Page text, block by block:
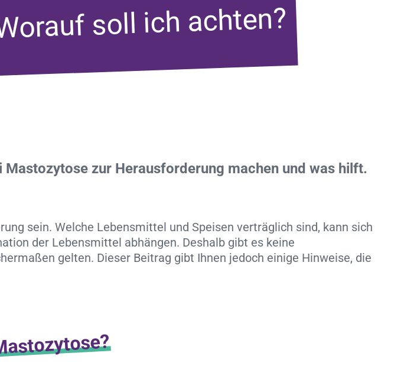
soll ich achten?
zur Herausforderung machen und was hilft.
sein. Welche Lebensmittel und Speisen verträglich sind, kann sich
der Lebensmittel abhängen. Deshalb gibt es keine
gelten. Dieser Beitrag gibt Ihnen jedoch einige Hinweise, die